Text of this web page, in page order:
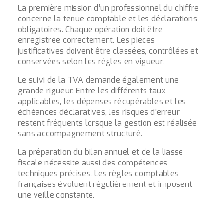
La première mission d’un professionnel du chiffre
concerne la tenue comptable et les déclarations
obligatoires. Chaque opération doit être
enregistrée correctement. Les pièces
justificatives doivent être classées, contrôlées et
conservées selon les règles en vigueur.
Le suivi de la TVA demande également une
grande rigueur. Entre les différents taux
applicables, les dépenses récupérables et les
échéances déclaratives, les risques d’erreur
restent fréquents lorsque la gestion est réalisée
sans accompagnement structuré.
La préparation du bilan annuel et de la liasse
fiscale nécessite aussi des compétences
techniques précises. Les règles comptables
françaises évoluent régulièrement et imposent
une veille constante.